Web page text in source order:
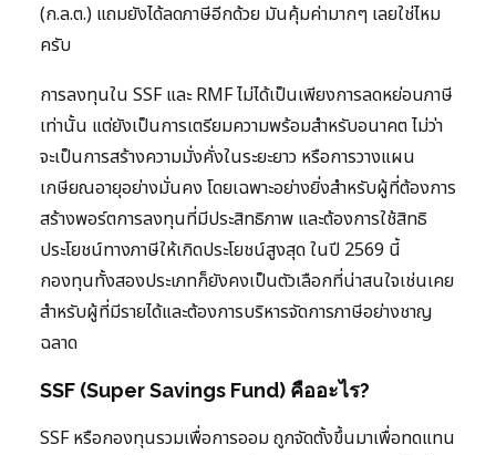
(ก.ล.ต.) แถมยังได้ลดภาษีอีกด้วย มันคุ้มค่ามากๆ เลยใช่ไหม
ครับ
การลงทุนใน SSF และ RMF ไม่ได้เป็นเพียงการลดหย่อนภาษี
เท่านั้น แต่ยังเป็นการเตรียมความพร้อมสำหรับอนาคต ไม่ว่า
จะเป็นการสร้างความมั่งคั่งในระยะยาว หรือการวางแผน
เกษียณอายุอย่างมั่นคง โดยเฉพาะอย่างยิ่งสำหรับผู้ที่ต้องการ
สร้างพอร์ตการลงทุนที่มีประสิทธิภาพ และต้องการใช้สิทธิ
ประโยชน์ทางภาษีให้เกิดประโยชน์สูงสุด ในปี 2569 นี้
กองทุนทั้งสองประเภทก็ยังคงเป็นตัวเลือกที่น่าสนใจเช่นเคย
สำหรับผู้ที่มีรายได้และต้องการบริหารจัดการภาษีอย่างชาญ
ฉลาด
SSF (Super Savings Fund) คืออะไร?
SSF หรือกองทุนรวมเพื่อการออม ถูกจัดตั้งขึ้นมาเพื่อทดแทน